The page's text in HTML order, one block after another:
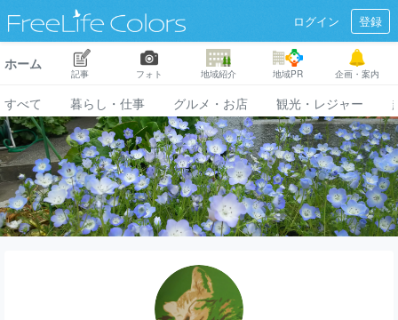
ログイン 登録
ホーム
記事 フォト 地域紹介 地域PR 企画・案内
すべて 暮らし・仕事 グルメ・お店 観光・レジャー